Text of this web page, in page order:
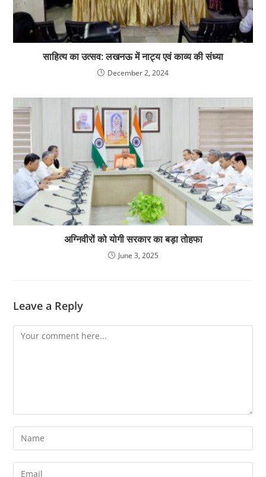
साहित्य का उत्सव: लखनऊ में नाट्य एवं काव्य की संध्या
December 2, 2024
अग्निवीरों को योगी सरकार का बड़ा तोहफा
June 3, 2025
Leave a Reply
Comment
Enter
your
name
Enter